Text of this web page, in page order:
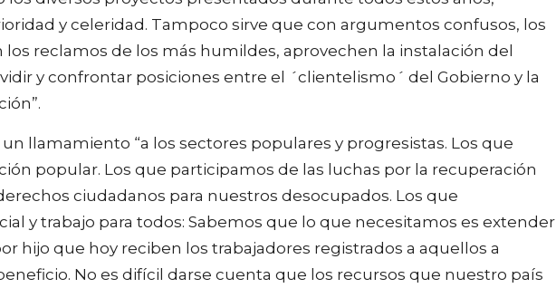
y celeridad. Tampoco sirve que con argumentos confusos, los
reclamos de los más humildes, aprovechen la instalación del
y confrontar posiciones entre el ´clientelismo´ del Gobierno y la
llamamiento “a los sectores populares y progresistas. Los que
popular. Los que participamos de las luchas por la recuperación
ciudadanos para nuestros desocupados. Los que
y trabajo para todos: Sabemos que lo que necesitamos es extender
hijo que hoy reciben los trabajadores registrados a aquellos a
No es difícil darse cuenta que los recursos que nuestro país